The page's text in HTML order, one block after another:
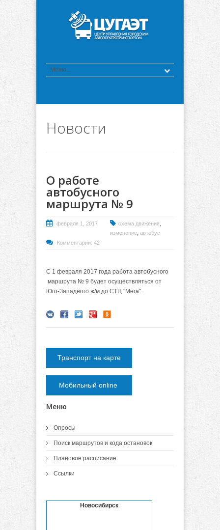
Новости
О работе
автобусного
маршрута № 9
февраля 1, 2017 схема движения,
изменение, автобус
Комментарии: 42
С 1 февраля 2017 года работа автобусного
маршрута № 9 будет осуществляться от
Юго-Западного ж/м до СТЦ "Мега".
Транспорт на карте
Мобильный online
Меню
Опросы
Поиск маршрутов и кода остановок
Плановое расписание
Ссылки
Новосибирск